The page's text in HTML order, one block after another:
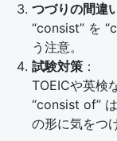
つづりの間違
“consist” を
う注意。
試験対策 ：
TOEICや英検
“consist of”
の形に気をつ